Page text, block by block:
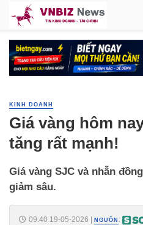
KINH DOANH
Giá vàng hôm
tăng rất mạnh!
Giá vàng SJC và nhẫn
giảm sâu.
09:40 19-05-2026 NGUỒN :